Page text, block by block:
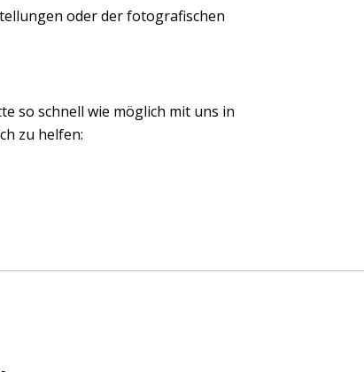
oder der fotografischen
so schnell wie möglich mit uns in
zu helfen: